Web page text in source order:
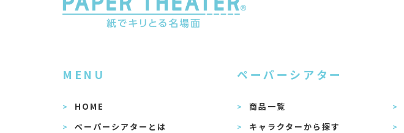
MENU
HOME
ペーパーシアターとは
ペーパーシアター
商品一覧
キャラクターから探す